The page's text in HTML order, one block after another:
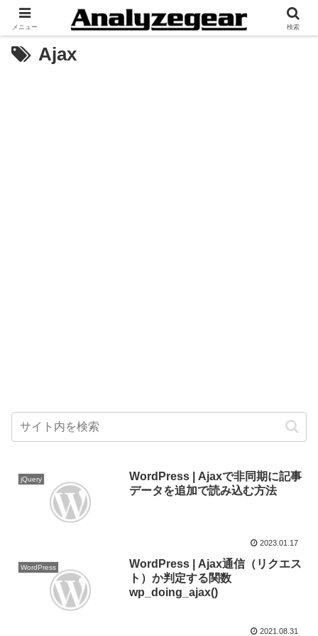
Ajax
jQuery
WordPress | Ajaxで非同期に記事
データを追加で読み込む方法
2023.01.17
WordPress
WordPress | Ajax通信（リクエス
ト）か判定する関数
wp_doing_ajax()
2021.08.31
メニュー 検索